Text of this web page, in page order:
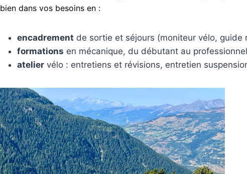
bien dans vos besoins en :
encadrement de sortie et séjours (moniteur vélo,
formations en mécanique, du débutant au professionnel
atelier vélo : entretiens et révisions, entretien